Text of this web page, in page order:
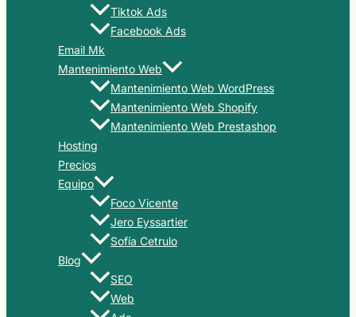
Tiktok Ads
Facebook Ads
Email Mk
Mantenimiento Web
Mantenimiento Web WordPress
Mantenimiento Web Shopify
Mantenimiento Web Prestashop
Hosting
Precios
Equipo
Foco Vicente
Jero Eyssartier
Sofía Cetrulo
Blog
SEO
Web